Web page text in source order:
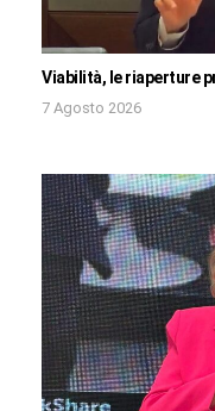
Viabilità, le riaperture
7 Agosto 2026